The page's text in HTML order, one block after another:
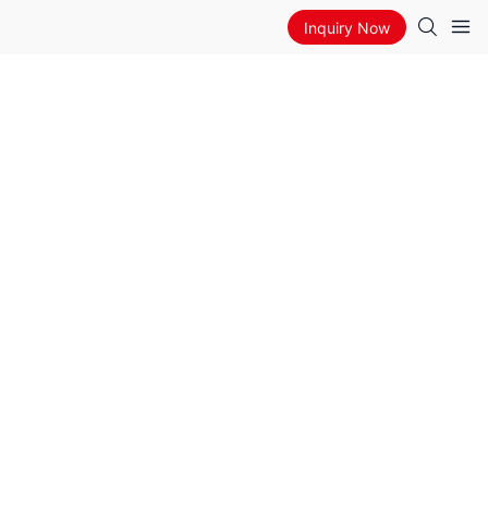
Inquiry Now